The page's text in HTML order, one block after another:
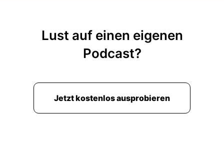
Lust auf einen eigenen
Podcast?
Jetzt kostenlos ausprobieren